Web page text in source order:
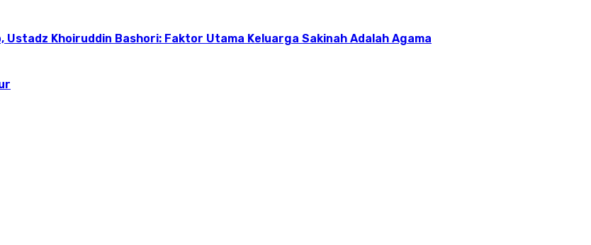
Khoiruddin Bashori: Faktor Utama Keluarga Sakinah Adalah Agama